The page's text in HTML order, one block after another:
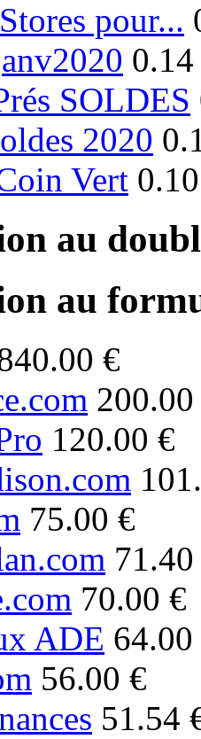
pour...
SOLDES
2020
Vert
au
au
€
120.00 €
75.00 €
70.00 €
ADE 64.00
56.00 €
51.54